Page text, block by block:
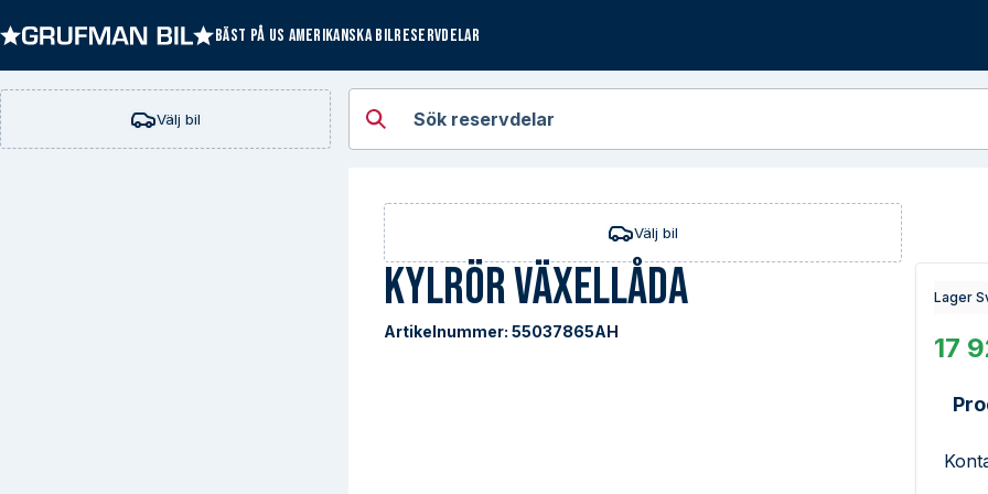
BÄST PÅ US AMERIKANSKA BILRESERVDELAR
Välj bil
Sök reservdelar
Välj bil
Kylrör Växellåda
Artikelnummer: 55037865AH
Lager
17